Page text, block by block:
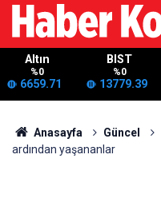
Altın
%0
6659.71
BIST
%0
13779.39
Anasayfa Güncel
ardından yaşananlar